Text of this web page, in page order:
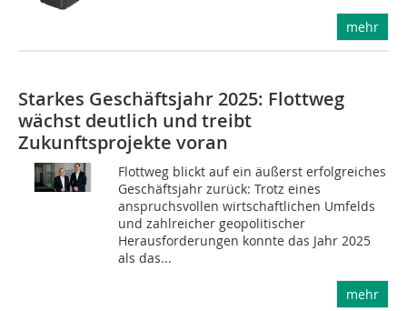
mehr
Starkes Geschäftsjahr 2025: Flottweg
wächst deutlich und treibt
Zukunftsprojekte voran
Flottweg blickt auf ein äußerst erfolgreiches
Geschäftsjahr zurück: Trotz eines
anspruchsvollen wirtschaftlichen Umfelds
und zahlreicher geopolitischer
Herausforderungen konnte das Jahr 2025
als das...
mehr